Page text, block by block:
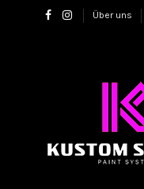
Über uns